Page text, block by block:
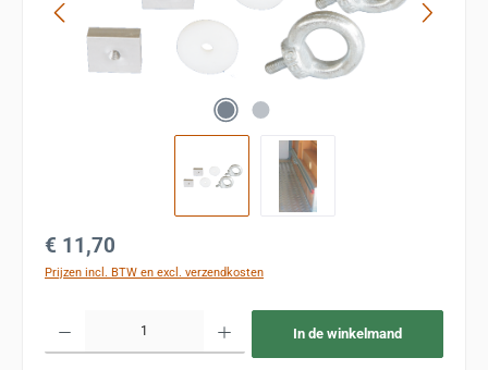
Normale prijs:
€ 11,70
Prijzen incl. BTW en excl. verzendkosten
In de winkelmand